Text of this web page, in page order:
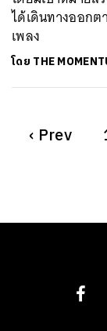
ได้เดินทางออกต
เพลง
โดย THE
‹ Prev